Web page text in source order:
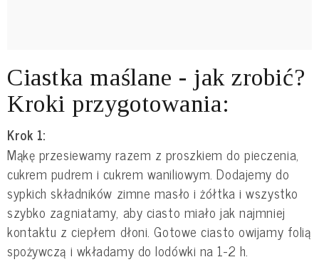
Ciastka maślane - jak zrobić?
Kroki przygotowania:
Krok 1:
Mąkę przesiewamy razem z proszkiem do pieczenia,
cukrem pudrem i cukrem waniliowym. Dodajemy do
sypkich składników zimne masło i żółtka i wszystko
szybko zagniatamy, aby ciasto miało jak najmniej
kontaktu z ciepłem dłoni. Gotowe ciasto owijamy folią
spożywczą i wkładamy do lodówki na 1-2 h.